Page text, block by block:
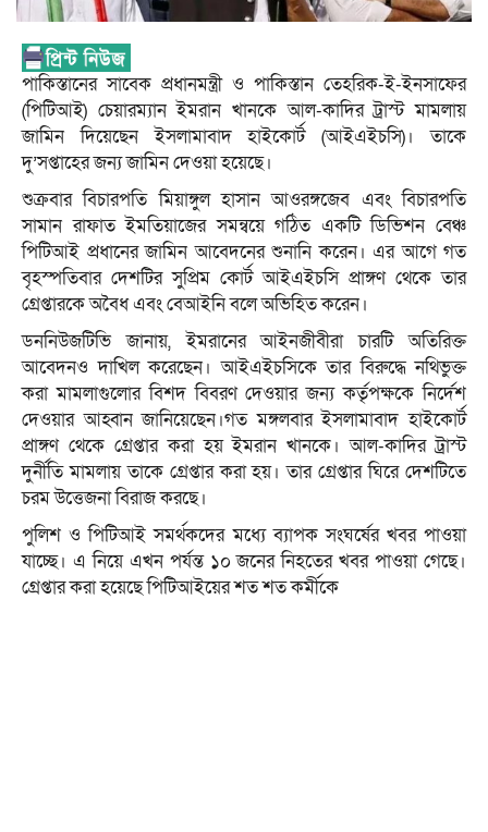
পাকিস্তানের সাবেক প্রধানমন্ত্রী ও পাকিস্তান তেহরিক-ই-ইনসাফের
(পিটিআই) চেয়ারম্যান ইমরান খানকে আল-কাদির ট্রাস্ট মামলায়
জামিন দিয়েছেন ইসলামাবাদ হাইকোর্ট (আইএইচসি)। তাকে
দু’সপ্তাহের জন্য জামিন দেওয়া হয়েছে।
শুক্রবার বিচারপতি মিয়াঙ্গুল হাসান আওরঙ্গজেব এবং বিচারপতি
সামান রাফাত ইমতিয়াজের সমন্বয়ে গঠিত একটি ডিভিশন বেঞ্চ
পিটিআই প্রধানের জামিন আবেদনের শুনানি করেন। এর আগে গত
বৃহস্পতিবার দেশটির সুপ্রিম কোর্ট আইএইচসি প্রাঙ্গণ থেকে তার
গ্রেপ্তারকে অবৈধ এবং বেআইনি বলে অভিহিত করেন।
ডননিউজটিভি জানায়, ইমরানের আইনজীবীরা চারটি অতিরিক্ত
আবেদনও দাখিল করেছেন। আইএইচসিকে তার বিরুদ্ধে নথিভুক্ত
করা মামলাগুলোর বিশদ বিবরণ দেওয়ার জন্য কর্তৃপক্ষকে নির্দেশ
দেওয়ার আহ্বান জানিয়েছেন।গত মঙ্গলবার ইসলামাবাদ হাইকোর্ট
প্রাঙ্গণ থেকে গ্রেপ্তার করা হয় ইমরান খানকে। আল-কাদির ট্রাস্ট
দুর্নীতি মামলায় তাকে গ্রেপ্তার করা হয়। তার গ্রেপ্তার ঘিরে দেশটিতে
চরম উত্তেজনা বিরাজ করছে।
পুলিশ ও পিটিআই সমর্থকদের মধ্যে ব্যাপক সংঘর্ষের খবর পাওয়া
যাচ্ছে। এ নিয়ে এখন পর্যন্ত ১০ জনের নিহতের খবর পাওয়া গেছে।
গ্রেপ্তার করা হয়েছে পিটিআইয়ের শত শত কর্মীকে